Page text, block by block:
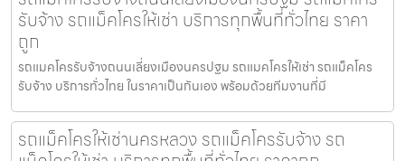
รับจ้าง รถแม็คโครให้เช่า บริการทุกพื้นที่ทั่วไทย ราคา
ถูก
รถแมคโครรับจ้างถนนเลี่ยงเมืองนครปฐม รถแมคโครให้เช่า รถแม็คโคร
รับจ้าง บริการทั่วไทย ในราคาเป็นกันเอง พร้อมด้วยทีมงานที่มี
รถแม็คโครให้เช่านครหลวง รถแม็คโครรับจ้าง รถ